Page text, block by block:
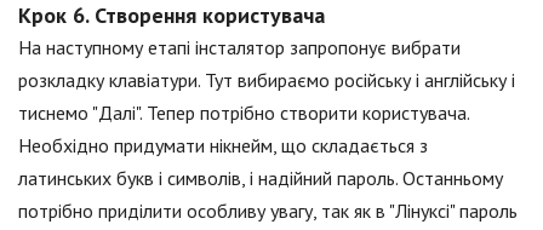
Крок 6. Створення користувача
На наступному етапі інсталятор запропонує вибрати
розкладку клавіатури. Тут вибираємо російську і англійську і
тиснемо "Далі". Тепер потрібно створити користувача.
Необхідно придумати нікнейм, що складається з
латинських букв і символів, і надійний пароль. Останньому
потрібно приділити особливу увагу, так як в "Лінуксі" пароль